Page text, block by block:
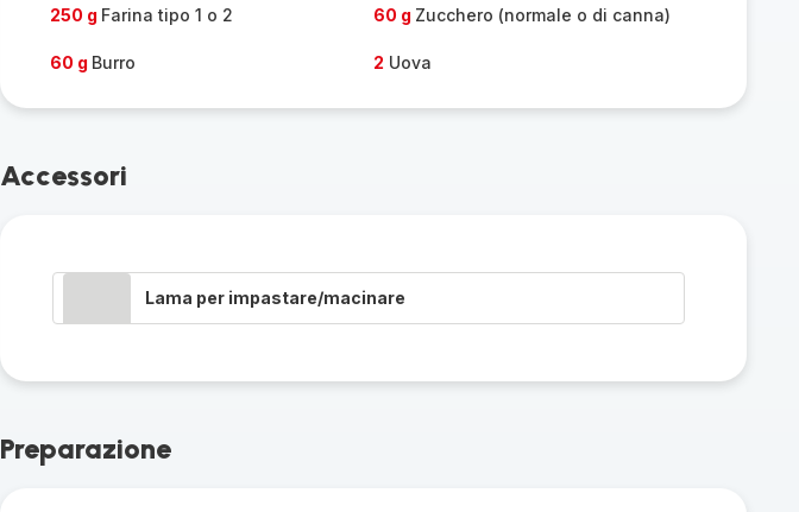
250 g Farina tipo 1 o 2 60 g Zucchero (normale o di canna)
60 g Burro 2 Uova
Accessori
Lama per impastare/macinare
Preparazione